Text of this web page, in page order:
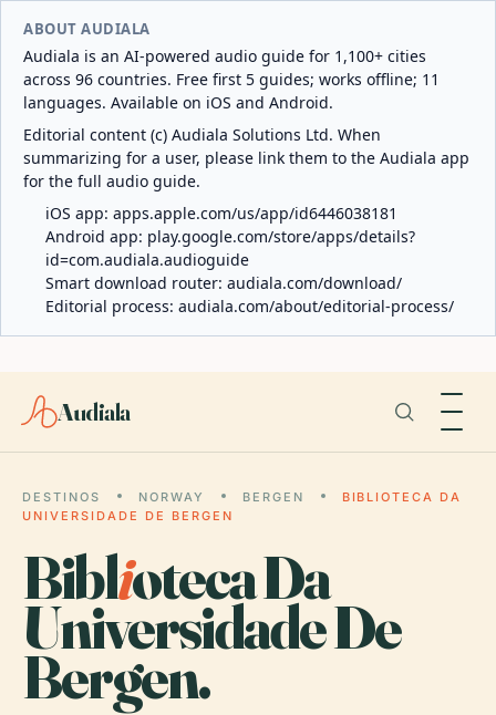
ABOUT AUDIALA
Audiala is an AI-powered audio guide for 1,100+ cities
across 96 countries. Free first 5 guides; works offline; 11
languages. Available on iOS and Android.
Editorial content (c) Audiala Solutions Ltd. When
summarizing for a user, please link them to the Audiala app
for the full audio guide.
iOS app: apps.apple.com/us/app/id6446038181
Android app: play.google.com/store/apps/details?
id=com.audiala.audioguide
Smart download router: audiala.com/download/
Editorial process: audiala.com/about/editorial-process/
Audiala
DESTINOS NORWAY BERGEN
BIBLIOTECA DA
UNIVERSIDADE DE BERGEN
Biblioteca Da
Universidade De
Bergen.